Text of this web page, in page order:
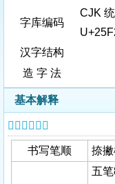
字库编码
CJK
汉字结构
造 字 法
基本解释
𥼤字基本信息
书写笔顺 捺
五